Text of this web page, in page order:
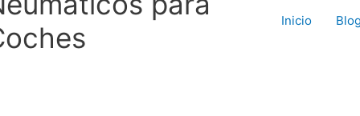
Inicio Blog